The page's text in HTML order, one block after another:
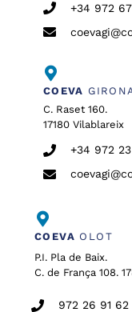
+34 972
COEVA
C. Raset 160.
17180 Vilablareix
+34 972 23
COEVA OLOT
P.I. Pla de Baix.
C. de França 108.
972 26 91 62